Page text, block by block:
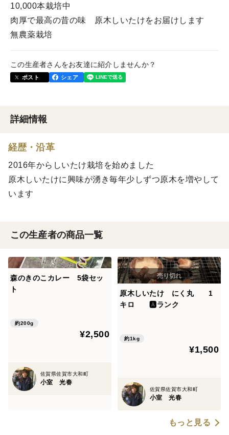
10,000本栽培中
肉厚で最高の昔の味 原木しいたけをお届けします
無農薬栽培
この生産者さんをお友達に紹介しませんか？
ポスト シェア
詳細情報
経歴・沿革
2016年からしいたけ栽培を始めました
原木しいたけに興味が湧き毎年少しずつ原木を増やして
います
この生産者の商品一覧
森のきのこカレー 5袋セッ
ト
約200g
¥2,500
佐賀県佐賀市大和町
小室 光春
原木しいたけ にく丸 1
キロ 🅰️ランク
約1kg
¥1,500
佐賀県佐賀市大和町
小室 光春
もっと見る